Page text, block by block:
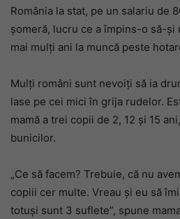
România la stat, pe un salariu de
şomeră, lucru ce a împins-o să-şi
mai mulţi ani la muncă peste
Mulţi români sunt nevoiţi să ia
lase pe cei mici în grija rudelor.
mamă a trei copii de 2, 12 şi 15
bunicilor.
„Ce să facem? Trebuie, că nu
copiii cer multe. Vreau și eu să
totuși sunt 3 suflete”, spune